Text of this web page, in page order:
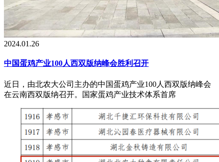
2024.01.26
中国蛋鸡产业100人西双版纳峰会胜利召开
近日，由北农大公司主办的中国蛋鸡产业100人西双版纳峰会
在云南西双版纳召开。国家蛋鸡产业技术体系首席